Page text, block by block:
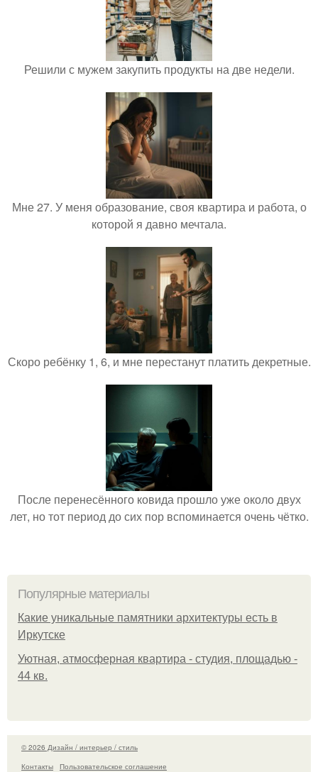
Решили с мужем закупить продукты на две недели.
Мне 27. У меня образование, своя квартира и работа, о
которой я давно мечтала.
Скоро ребёнку 1, 6, и мне перестанут платить декретные.
После перенесённого ковида прошло уже около двух
лет, но тот период до сих пор вспоминается очень чётко.
Популярные материалы
Какие уникальные памятники архитектуры есть в
Иркутске
Уютная, атмосферная квартира - студия, площадью -
44 кв.
© 2026 Дизайн / интерьер / стиль
Контакты
Пользовательское соглашение